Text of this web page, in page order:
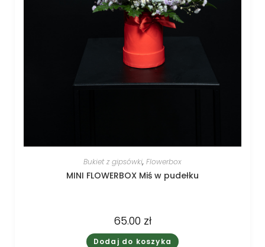
Bukiet z gipsówki, Flowerbox
MINI FLOWERBOX Miś w pudełku
65.00 zł
Dodaj do koszyka